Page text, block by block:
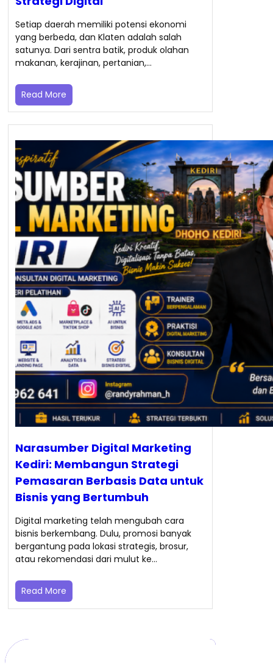
Setiap daerah memiliki potensi ekonomi
yang berbeda, dan Klaten adalah salah
satunya. Dari sentra batik, produk olahan
makanan, kerajinan, pertanian,…
Read More
Narasumber Digital Marketing
Kediri: Membangun Strategi
Pemasaran Berbasis Data untuk
Bisnis yang Bertumbuh
Digital marketing telah mengubah cara
bisnis berkembang. Dulu, promosi banyak
bergantung pada lokasi strategis, brosur,
atau rekomendasi dari mulut ke…
Read More